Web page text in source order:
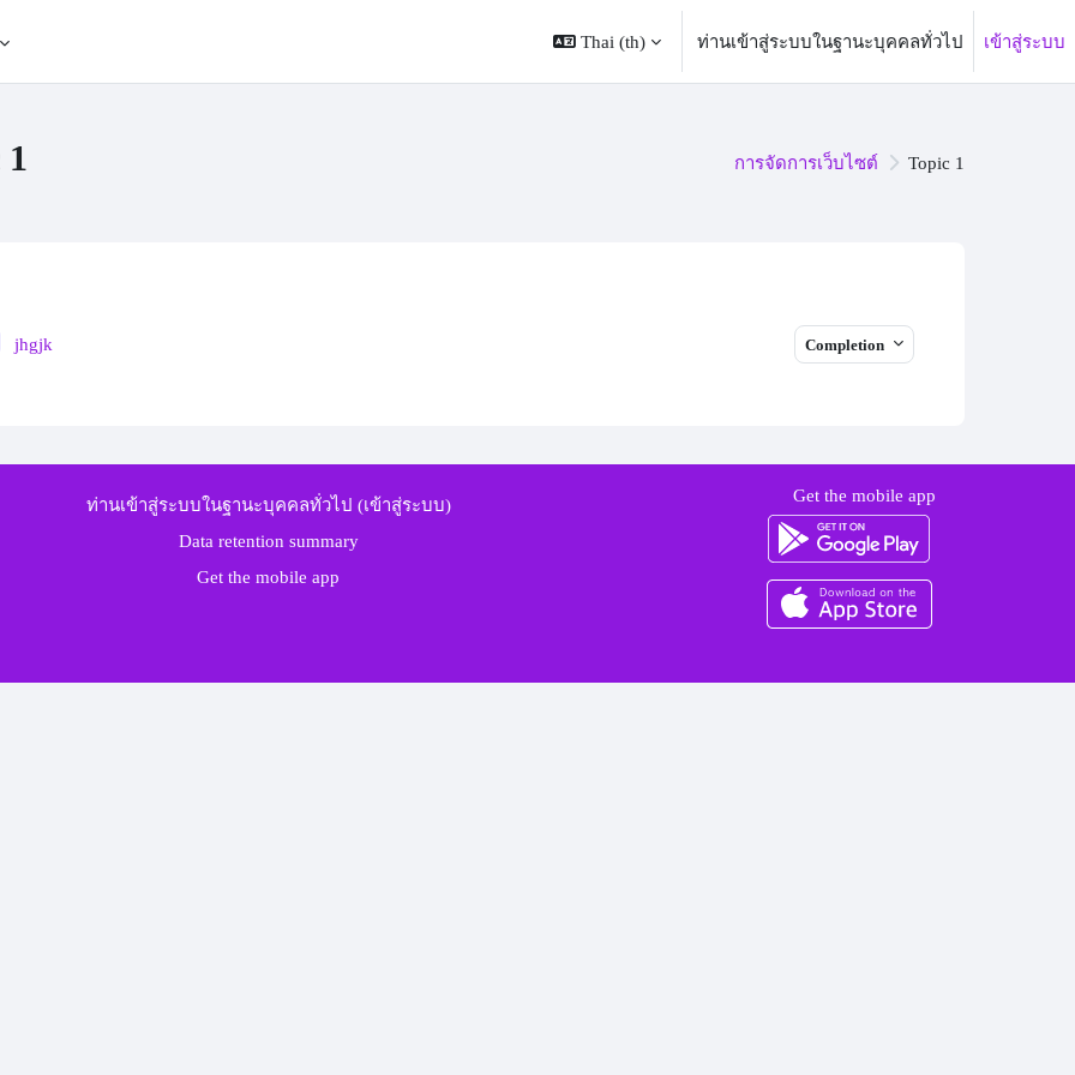
Thai ‎(th)‎ ท่านเข้าสู่ระบบในฐานะบุคคลทั่วไป เข้าสู่ระบบ
1 การจัดการเว็บไซต์ Topic 1
jhgjk Completion
ท่านเข้าสู่ระบบในฐานะบุคคลทั่วไป (เข้าสู่ระบบ)
Data retention summary
Get the mobile app
Get the mobile app